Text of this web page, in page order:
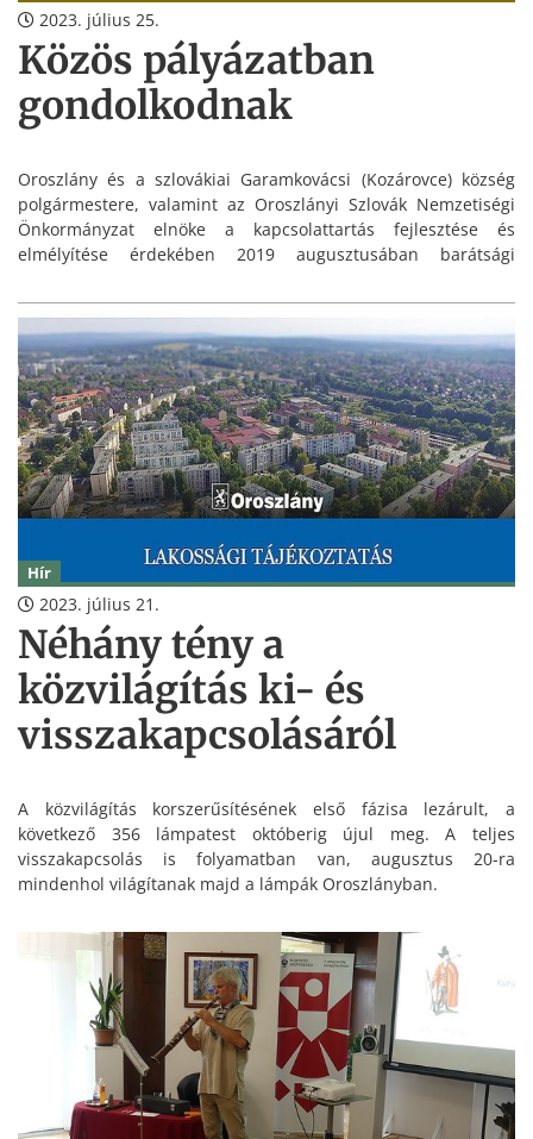
2023. július 25.
Közös pályázatban
gondolkodnak
Oroszlány és a szlovákiai Garamkovácsi (Kozárovce) község
polgármestere, valamint az Oroszlányi Szlovák Nemzetiségi
Önkormányzat elnöke a kapcsolattartás fejlesztése és
elmélyítése érdekében 2019 augusztusában barátsági
Hír
2023. július 21.
Néhány tény a
közvilágítás ki- és
visszakapcsolásáról
A közvilágítás korszerűsítésének első fázisa lezárult, a
következő 356 lámpatest októberig újul meg. A teljes
visszakapcsolás is folyamatban van, augusztus 20-ra
mindenhol világítanak majd a lámpák Oroszlányban.